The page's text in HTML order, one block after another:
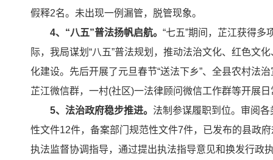
假释2名。未出现一例漏管，脱管现象。
4、“八五”普法扬帆启航。 “七五”期间，芷江获得
际，我局谋划“八五”普法规划，推动法治文化、红色文
化建设。先后开展了元旦春节“送法下乡”、全县农村法
芷江微信群，一村(社区)一法律顾问微信工作群等开展
5、法治政府稳步推进。 法制参谋履职到位。审阅
性文件12件，备案部门规范性文件7件，已发布的县政
执法监督协调指导，通过提出执法指导意见和换发行政